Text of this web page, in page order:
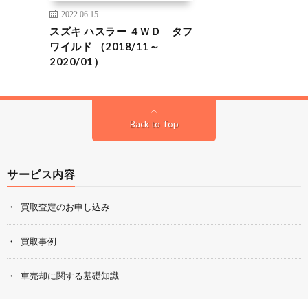
2022.06.15
スズキ ハスラー ４ＷＤ タフ
ワイルド （2018/11～
2020/01）
Back to Top
サービス内容
買取査定のお申し込み
買取事例
車売却に関する基礎知識